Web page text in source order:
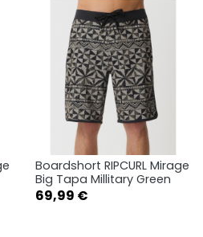
Boardshort RIPCURL Mirage
Big Tapa Millitary Green
Prix
69,99 €